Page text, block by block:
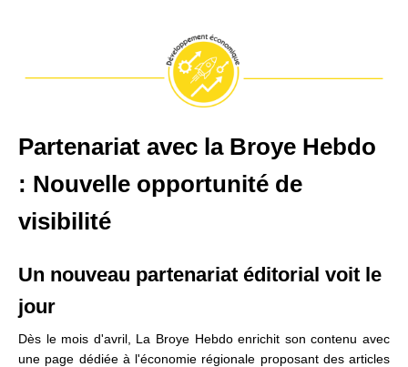
Partenariat avec la Broye Hebdo
: Nouvelle opportunité de
visibilité
Un nouveau partenariat éditorial voit le
jour
Dès le mois d'avril, La Broye Hebdoenrichit son contenu avec
une page dédiée à l'économie régionale proposant des articles